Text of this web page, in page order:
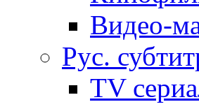
Видео-
Рус.
TV